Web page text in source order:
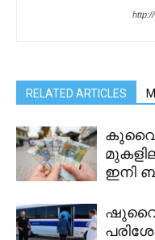
RELATED ARTICLES
ഇനി